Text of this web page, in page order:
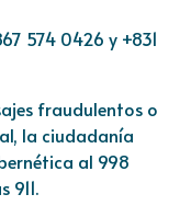
574 0426 y +831
fraudulentos o
la ciudadanía
al 998
911.